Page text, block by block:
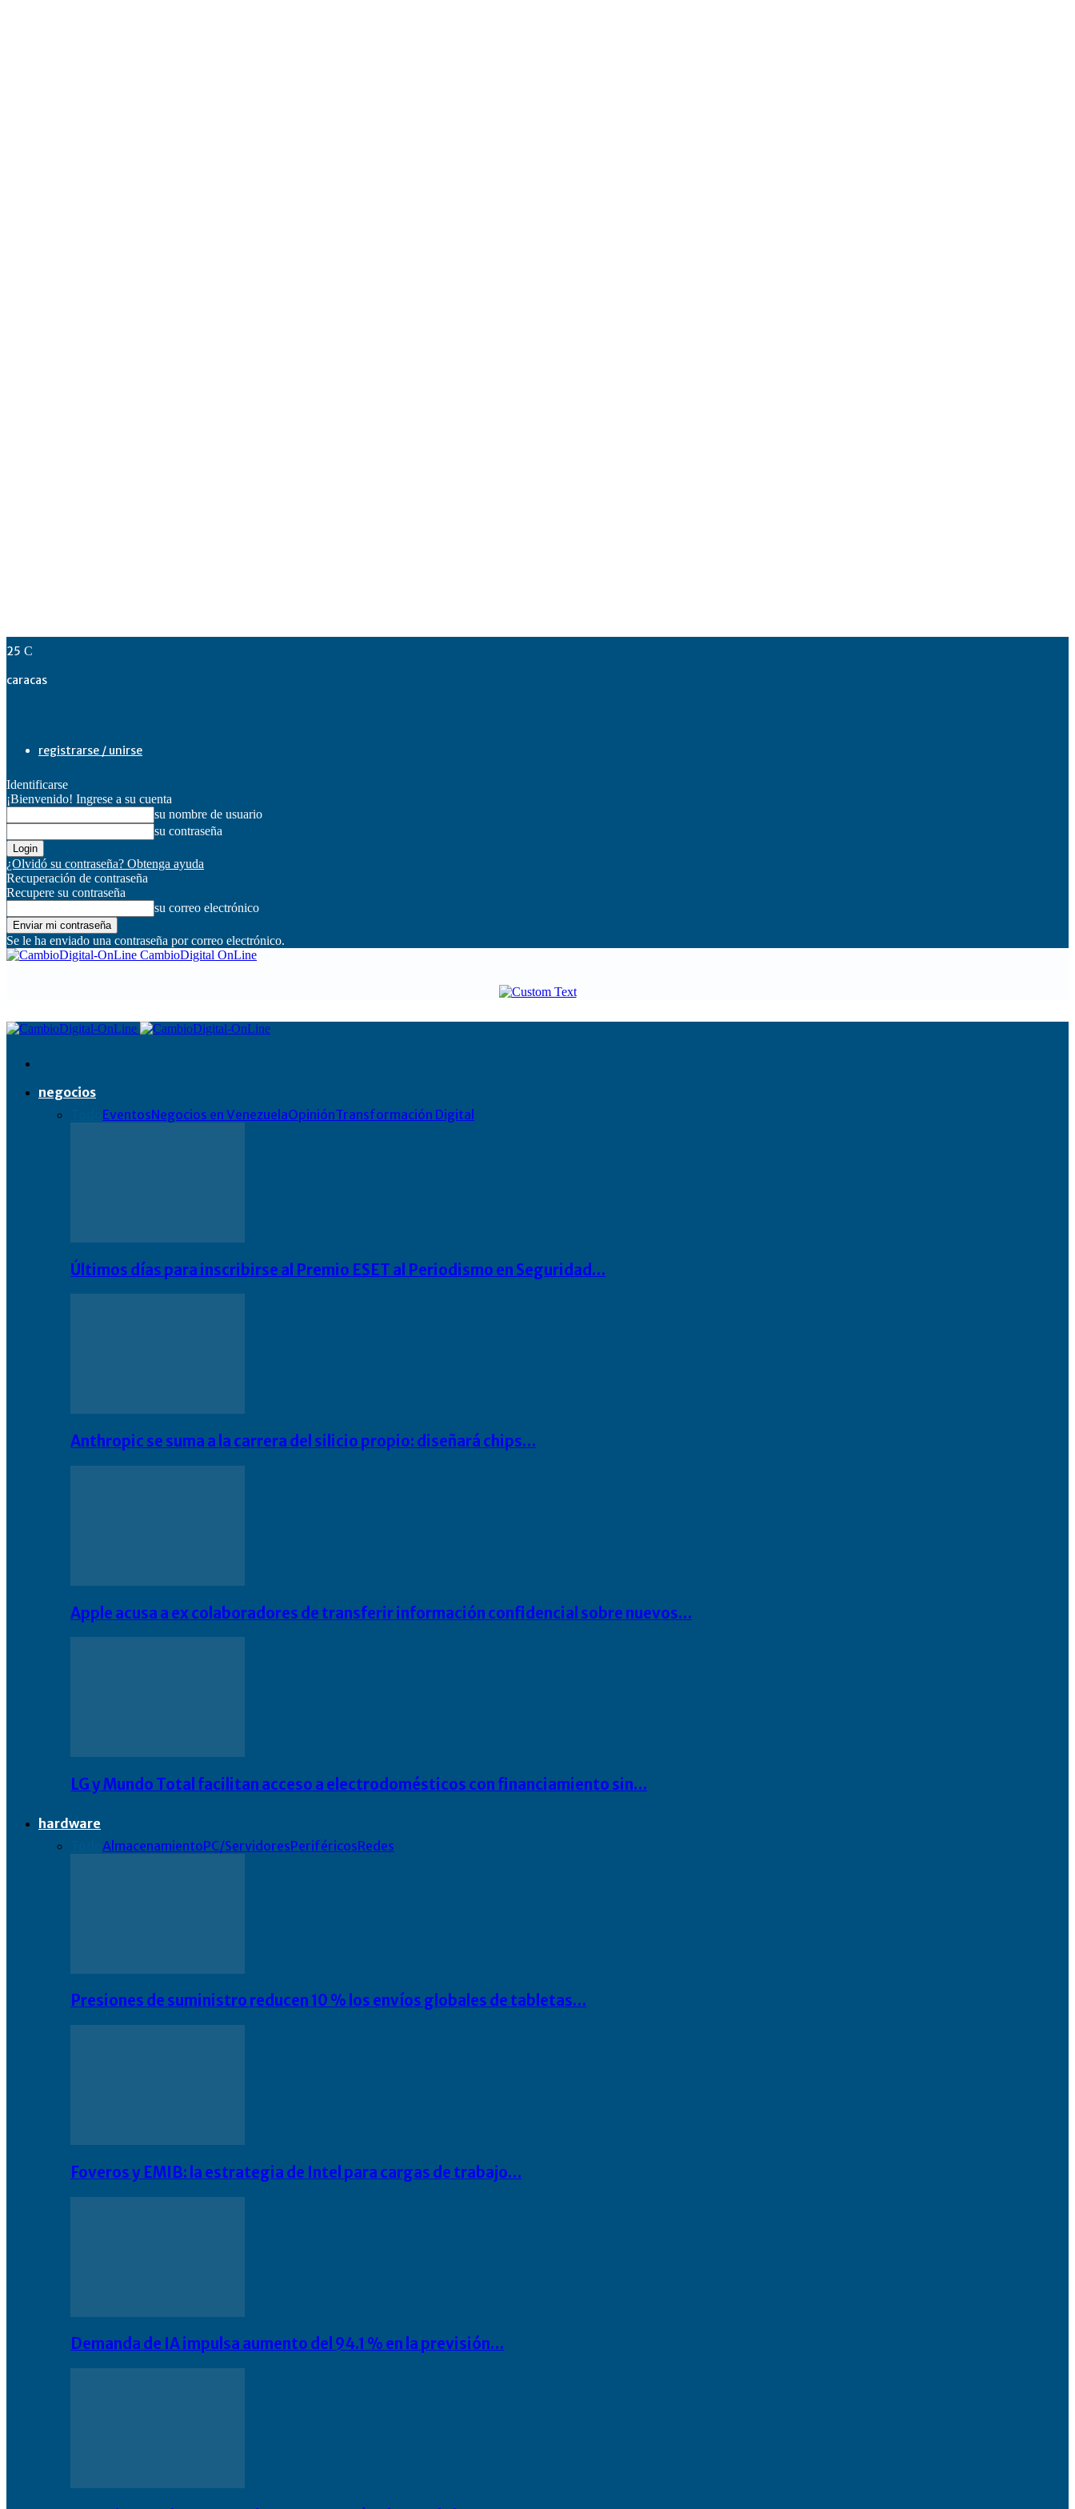
25 C
caracas
registrarse / unirse
Identificarse
¡Bienvenido! Ingrese a su cuenta
su nombre de usuario
su contraseña
¿Olvidó su contraseña? Obtenga ayuda
Recuperación de contraseña
Recupere su contraseña
su correo electrónico
Se le ha enviado una contraseña por correo electrónico.
CambioDigital OnLine
negocios
EventosNegocios en VenezuelaOpiniónTransformación Digital
Últimos días para inscribirse al Premio ESET al Periodismo en Seguridad…
Anthropic se suma a la carrera del silicio propio: diseñará chips…
Apple acusa a ex colaboradores de transferir información confidencial sobre nuevos…
LG y Mundo Total facilitan acceso a electrodomésticos con financiamiento sin…
hardware
AlmacenamientoPC/ServidoresPeriféricosRedes
Presiones de suministro reducen 10 % los envíos globales de tabletas…
Foveros y EMIB: la estrategia de Intel para cargas de trabajo…
Demanda de IA impulsa aumento del 94.1 % en la previsión…